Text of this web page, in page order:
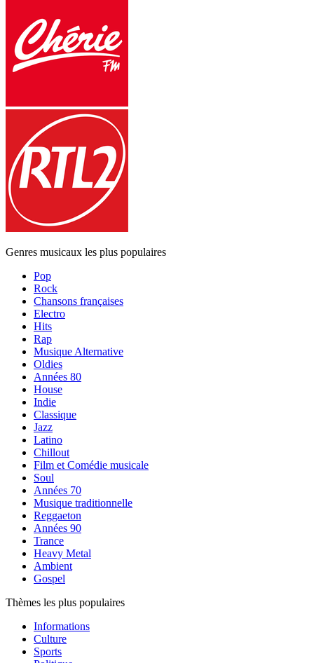
Genres musicaux les plus populaires
Pop
Rock
Chansons françaises
Electro
Hits
Rap
Musique Alternative
Oldies
Années 80
House
Indie
Classique
Jazz
Latino
Chillout
Film et Comédie musicale
Soul
Années 70
Musique traditionnelle
Reggaeton
Années 90
Trance
Heavy Metal
Ambient
Gospel
Thèmes les plus populaires
Informations
Culture
Sports